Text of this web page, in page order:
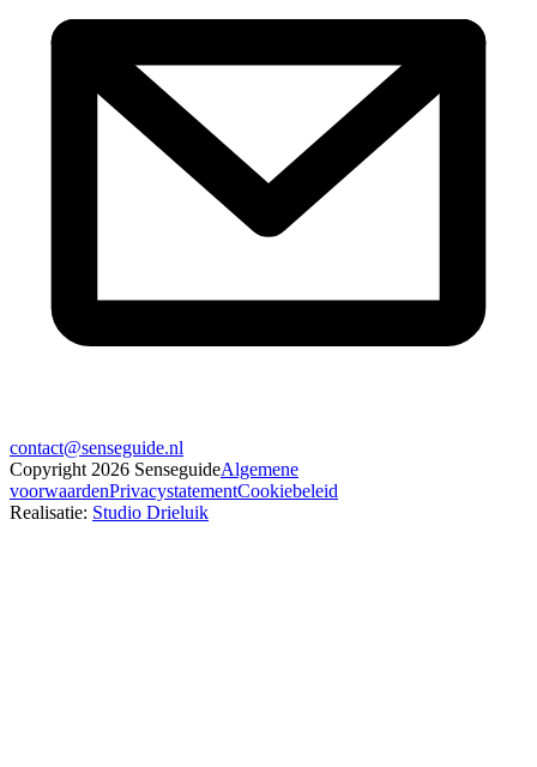
contact@senseguide.nl
Copyright2026 SenseguideAlgemene
voorwaardenPrivacystatementCookiebeleid
Realisatie: Studio Drieluik